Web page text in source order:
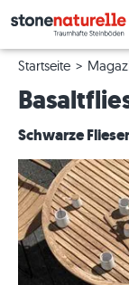
Startseite
Schwarze